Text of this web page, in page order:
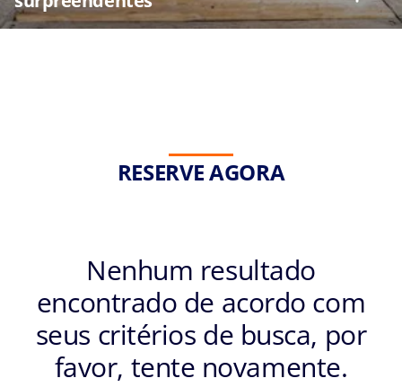
com base nas
minhas
RESERVE AGORA
Nenhum resultado
encontrado de acordo com
seus critérios de busca, por
favor, tente novamente.